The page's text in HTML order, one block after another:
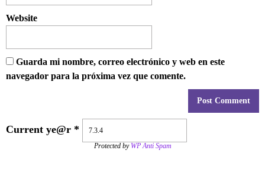
Website
Guarda mi nombre, correo electrónico y web en este
navegador para la próxima vez que comente.
Current ye@r *
Protected by WP Anti Spam